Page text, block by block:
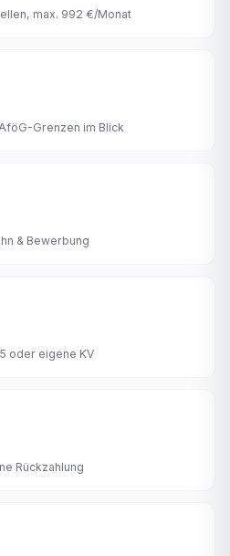
max. 992 €/Monat
Grenzen im Blick
& Bewerbung
oder eigene KV
Rückzahlung